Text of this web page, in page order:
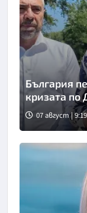
Снимка: БТА
България
кризата по
07 август | 9:19